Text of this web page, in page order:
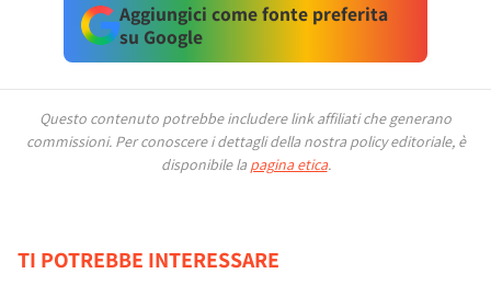
Aggiungici come fonte preferita
su Google
Questo contenuto potrebbe includere link affiliati che generano
commissioni. Per conoscere i dettagli della nostra policy editoriale, è
disponibile la pagina etica.
TI POTREBBE INTERESSARE